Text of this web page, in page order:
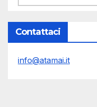
Contattaci
info@atamai.it